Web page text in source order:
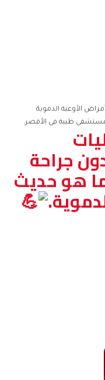
الأوعية الدموية
طيبة فى الأقصر.
جراحة
هو حديث